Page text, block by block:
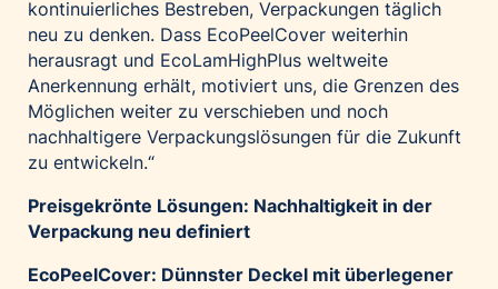
kontinuierliches Bestreben, Verpackungen täglich
neu zu denken. Dass EcoPeelCover weiterhin
herausragt und EcoLamHighPlus weltweite
Anerkennung erhält, motiviert uns, die Grenzen des
Möglichen weiter zu verschieben und noch
nachhaltigere Verpackungslösungen für die Zukunft
zu entwickeln.“
Preisgekrönte Lösungen: Nachhaltigkeit in der
Verpackung neu definiert
EcoPeelCover: Dünnster Deckel mit überlegener